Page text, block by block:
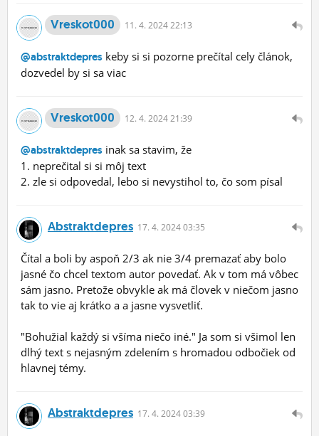
Vreskot000 11. 4. 2024 22:13
@abstraktdepres keby si si pozorne prečítal cely článok,
dozvedel by si sa viac
Vreskot000 12. 4. 2024 21:39
@abstraktdepres inak sa stavim, že
1. neprečital si si môj text
2. zle si odpovedal, lebo si nevystihol to, čo som písal
Abstraktdepres 17. 4. 2024 03:35
Čítal a boli by aspoň 2/3 ak nie 3/4 premazať aby bolo
jasné čo chcel textom autor povedať. Ak v tom má vôbec
sám jasno. Pretože obvykle ak má človek v niečom jasno
tak to vie aj krátko a a jasne vysvetliť.
"Bohužial každý si všíma niečo iné." Ja som si všimol len
dlhý text s nejasným zdelením s hromadou odbočiek od
hlavnej témy.
Abstraktdepres 17. 4. 2024 03:39